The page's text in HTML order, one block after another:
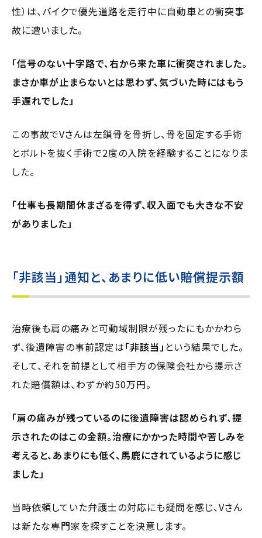
性）は、バイクで優先道路を走行中に自動車との衝突事
故に遭いました。
「信号のない十字路で、右から来た車に衝突されました。
まさか車が止まらないとは思わず、気づいた時にはもう
手遅れでした」
この事故でVさんは左鎖骨を骨折し、骨を固定する手術
とボルトを抜く手術で2度の入院を経験することになりま
した。
「仕事も長期間休まざるを得ず、収入面でも大きな不安
がありました」
「非該当」通知と、あまりに低い賠償提示額
治療後も肩の痛みと可動域制限が残ったにもかかわら
ず、後遺障害の事前認定は「非該当」 という結果でした。
そして、それを前提として相手方の保険会社から提示さ
れた賠償額は、わずか約50万円。
「肩の痛みが残っているのに後遺障害は認められず、提
示されたのはこの金額。治療にかかった時間や苦しみを
考えると、あまりにも低く、馬鹿にされているように感じ
ました」
当時依頼していた弁護士の対応にも疑問を感じ、Vさん
は新たな専門家を探すことを決意します。